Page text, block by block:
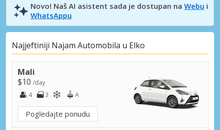
Novo! Naš AI asistent sada je dostupan na Webu i
WhatsAppu
Najjeftiniji Najam Automobila u Elko
Mali
$10 /day
4
3 A
Pogledajte ponudu